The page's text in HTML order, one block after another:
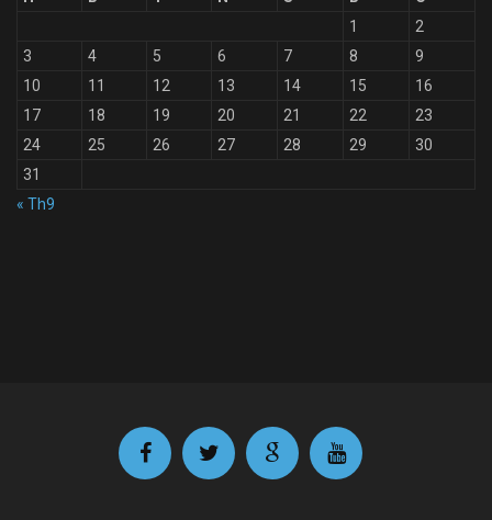
1
2
3
4 5 6 7 8
9
10
11 12 13 14 15
16
17
18 19 20 21 22
23
24
25 26 27 28 29
30
31
« Th9